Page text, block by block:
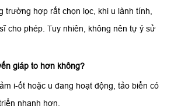
trường hợp rất chọn lọc, khi u lành tính,
cho phép. Tuy nhiên, không nên tự ý sử
giáp to hơn không?
i-ốt hoặc u đang hoạt động, tảo biển có
nhanh hơn.